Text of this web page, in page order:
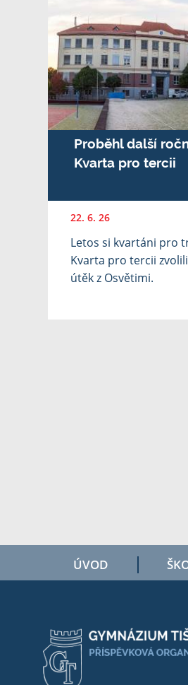
Proběhl další
Kvarta pro tercii
22. 6. 26
Letos si kvartáni pro
Kvarta pro tercii
útěk z Osvětimi.
ÚVOD